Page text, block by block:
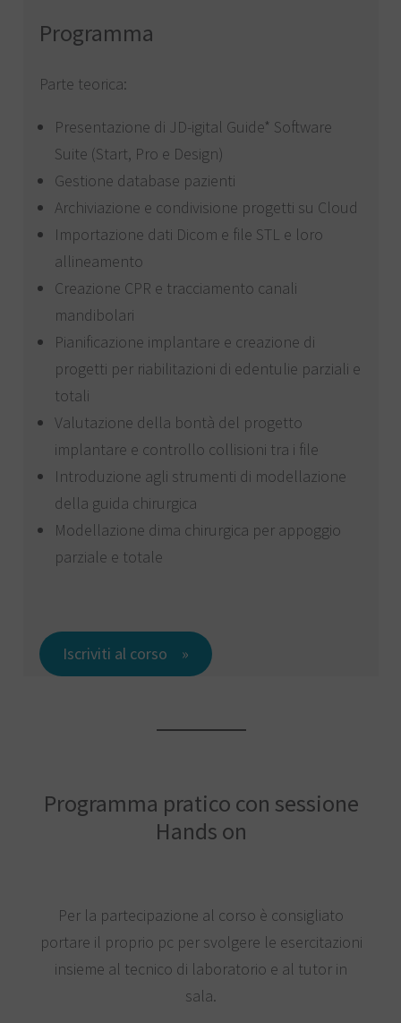
Programma
Parte teorica:
Presentazione di JD-igital Guide* Software
Suite (Start, Pro e Design)
Gestione database pazienti
Archiviazione e condivisione progetti su Cloud
Importazione dati Dicom e file STL e loro
allineamento
Creazione CPR e tracciamento canali
mandibolari
Pianificazione implantare e creazione di
progetti per riabilitazioni di edentulie parziali e
totali
Valutazione della bontà del progetto
implantare e controllo collisioni tra i file
Introduzione agli strumenti di modellazione
della guida chirurgica
Modellazione dima chirurgica per appoggio
parziale e totale
Iscriviti al corso
Programma pratico con sessione
Hands on
Per la partecipazione al corso è consigliato
portare il proprio pc per svolgere le esercitazioni
insieme al tecnico di laboratorio e al tutor in
sala.